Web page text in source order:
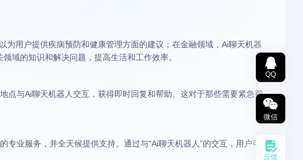
为用户提供疾病预防和健康管理方面的建议；在金融领域，Ai聊天机器
域的知识和解决问题，提高生活和工作效率。
点与Ai聊天机器人交互，获得即时回复和帮助。这对于那些需要紧急帮
业服务，并全天候提供支持。通过与“Ai聊天机器人”的交互，用户可
QQ
微信
反馈